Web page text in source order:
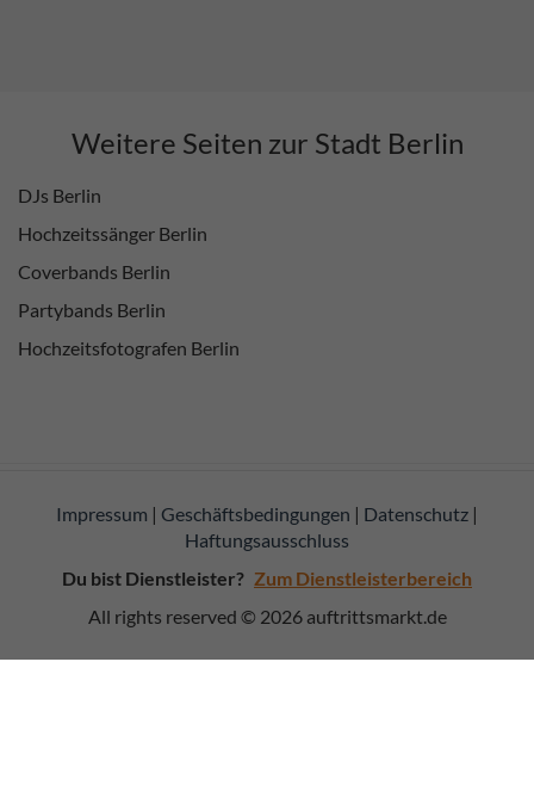
Wichtig: Thema „80-er Jahre“ und Partystimmung!
Wir freuen uns über Ihre Rückmeldung. Gerne können Sie uns
Bemühungen.
Für Fragen stehe ich Ihnen jederzeit gern zur Verfügung. Sie
Sophie von Festenberg-Pakisch
Weitere Seiten zur Stadt Berlin
DJs Berlin
Hochzeitssänger Berlin
Coverbands Berlin
Partybands Berlin
Hochzeitsfotografen Berlin
Impressum | Geschäftsbedingungen | Datenschutz |
Haftungsausschluss
Du bist Dienstleister? Zum Dienstleisterbereich
All rights reserved © 2026 auftrittsmarkt.de